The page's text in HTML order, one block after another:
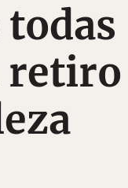
retiro